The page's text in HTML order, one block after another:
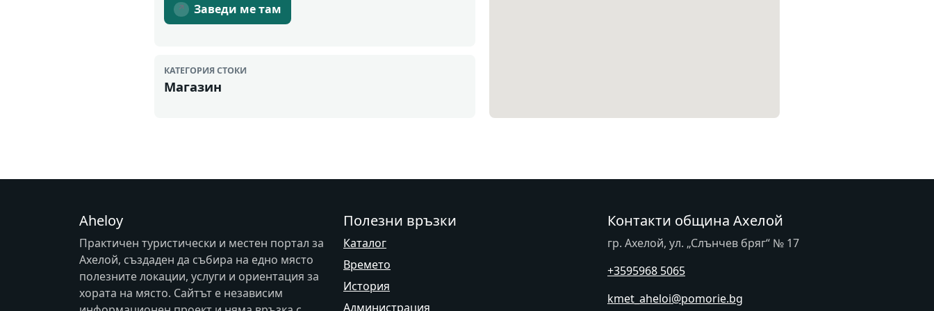
↗ Заведи ме там
КАТЕГОРИЯ СТОКИ
Магазин
Aheloy
Практичен туристически и местен портал за
Ахелой, създаден да събира на едно място
полезните локации, услуги и ориентация за
хората на място. Сайтът е независим
Полезни връзки
Каталог
Времето
История
Администрация
Контакти община Ахелой
гр. Ахелой, ул. „Слънчев бряг“ № 17
+3595968 5065
kmet_aheloi@pomorie.bg